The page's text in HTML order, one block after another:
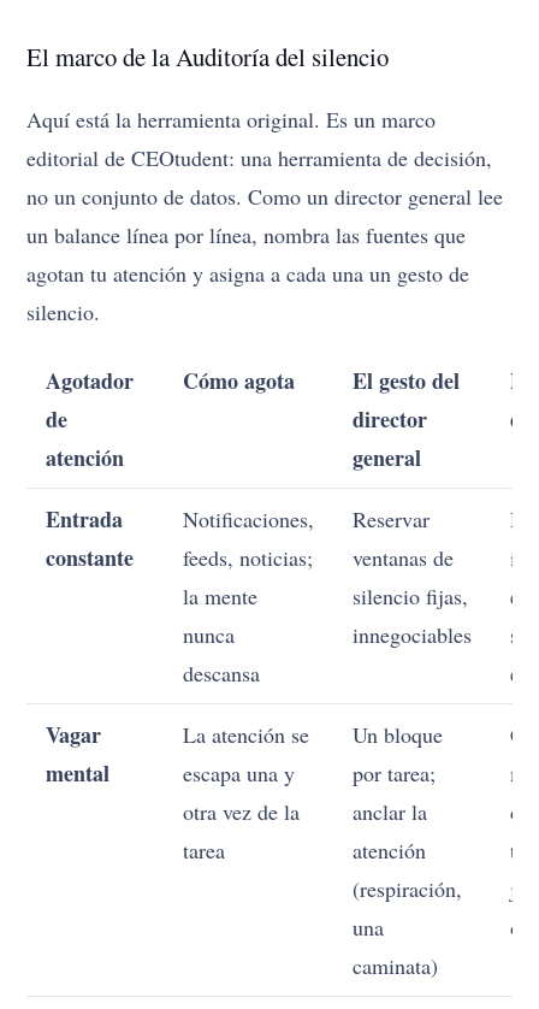
El marco de la Auditoría del silencio
Aquí está la herramienta original. Es un marco
editorial de CEOtudent: una herramienta de decisión,
no un conjunto de datos. Como un director general lee
un balance línea por línea, nombra las fuentes que
agotan tu atención y asigna a cada una un gesto de
silencio.
Agotador
de
atención
Cómo agota
El gesto del
director
general
El
Entrada
constante
Notificaciones,
feeds, noticias;
la mente
nunca
descansa
Reservar
ventanas de
silencio fijas,
innegociables
el
Vagar
mental
La atención se
escapa una y
otra vez de la
tarea
Un bloque
por tarea;
anclar la
atención
(respiración,
una
caminata)